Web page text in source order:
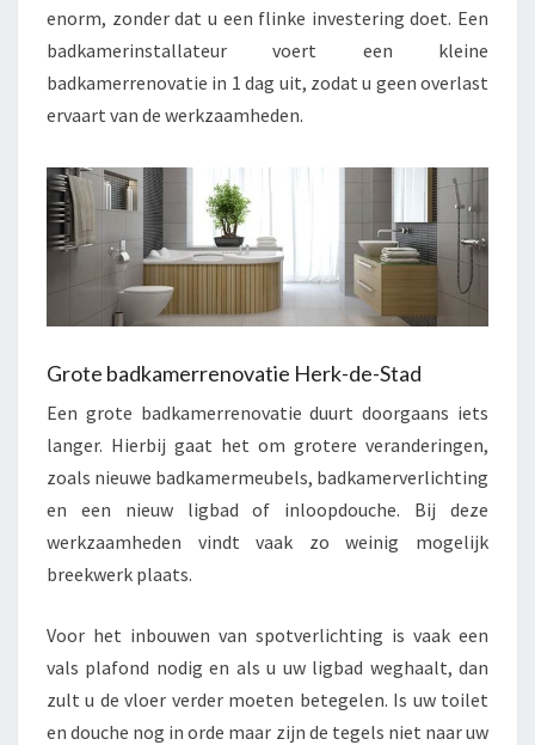
enorm, zonder dat u een flinke investering doet. Een
badkamerinstallateur voert een kleine
badkamerrenovatie in 1 dag uit, zodat u geen overlast
ervaart van de werkzaamheden.
Grote badkamerrenovatie Herk-de-Stad
Een grote badkamerrenovatie duurt doorgaans iets
langer. Hierbij gaat het om grotere veranderingen,
zoals nieuwe badkamermeubels, badkamerverlichting
en een nieuw ligbad of inloopdouche. Bij deze
werkzaamheden vindt vaak zo weinig mogelijk
breekwerk plaats.
Voor het inbouwen van spotverlichting is vaak een
vals plafond nodig en als u uw ligbad weghaalt, dan
zult u de vloer verder moeten betegelen. Is uw toilet
en douche nog in orde maar zijn de tegels niet naar uw